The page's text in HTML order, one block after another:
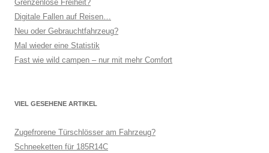
Grenzenlose Freiheit?
Digitale Fallen auf Reisen…
Neu oder Gebrauchtfahrzeug?
Mal wieder eine Statistik
Fast wie wild campen – nur mit mehr Comfort
VIEL GESEHENE ARTIKEL
Zugefrorene Türschlösser am Fahrzeug?
Schneeketten für 185R14C